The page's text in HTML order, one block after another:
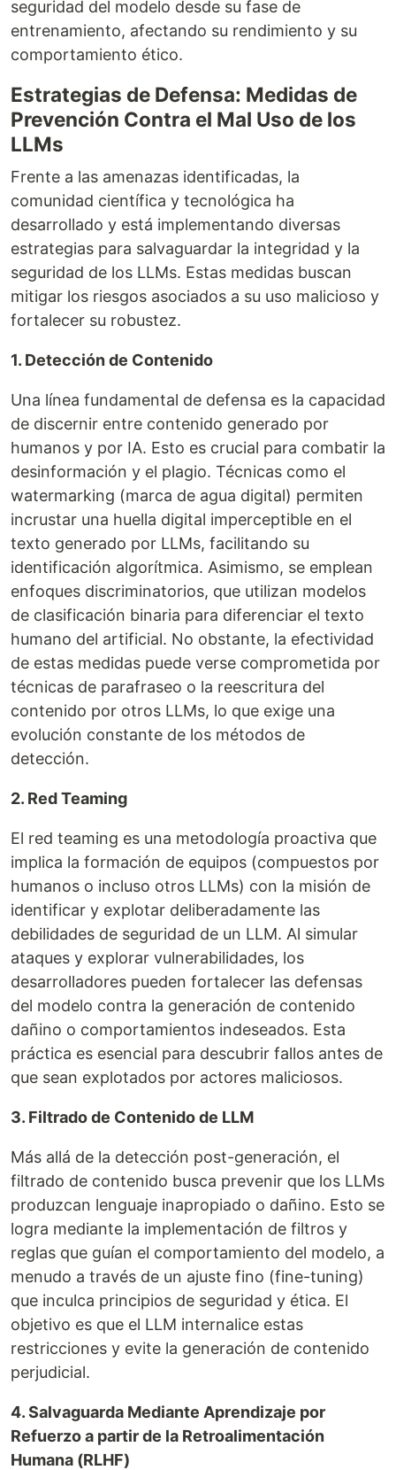
seguridad del modelo desde su fase de
entrenamiento, afectando su rendimiento y su
comportamiento ético.
Estrategias de Defensa: Medidas de
Prevención Contra el Mal Uso de los
LLMs
Frente a las amenazas identificadas, la
comunidad científica y tecnológica ha
desarrollado y está implementando diversas
estrategias para salvaguardar la integridad y la
seguridad de los LLMs. Estas medidas buscan
mitigar los riesgos asociados a su uso malicioso y
fortalecer su robustez.
1. Detección de Contenido
Una línea fundamental de defensa es la capacidad
de discernir entre contenido generado por
humanos y por IA. Esto es crucial para combatir la
desinformación y el plagio. Técnicas como el
watermarking (marca de agua digital) permiten
incrustar una huella digital imperceptible en el
texto generado por LLMs, facilitando su
identificación algorítmica. Asimismo, se emplean
enfoques discriminatorios, que utilizan modelos
de clasificación binaria para diferenciar el texto
humano del artificial. No obstante, la efectividad
de estas medidas puede verse comprometida por
técnicas de parafraseo o la reescritura del
contenido por otros LLMs, lo que exige una
evolución constante de los métodos de
detección.
2. Red Teaming
El red teaming es una metodología proactiva que
implica la formación de equipos (compuestos por
humanos o incluso otros LLMs) con la misión de
identificar y explotar deliberadamente las
debilidades de seguridad de un LLM. Al simular
ataques y explorar vulnerabilidades, los
desarrolladores pueden fortalecer las defensas
del modelo contra la generación de contenido
dañino o comportamientos indeseados. Esta
práctica es esencial para descubrir fallos antes de
que sean explotados por actores maliciosos.
3. Filtrado de Contenido de LLM
Más allá de la detección post-generación, el
filtrado de contenido busca prevenir que los LLMs
produzcan lenguaje inapropiado o dañino. Esto se
logra mediante la implementación de filtros y
reglas que guían el comportamiento del modelo, a
menudo a través de un ajuste fino (fine-tuning)
que inculca principios de seguridad y ética. El
objetivo es que el LLM internalice estas
restricciones y evite la generación de contenido
perjudicial.
4. Salvaguarda Mediante Aprendizaje por
Refuerzo a partir de la Retroalimentación
Humana (RLHF)